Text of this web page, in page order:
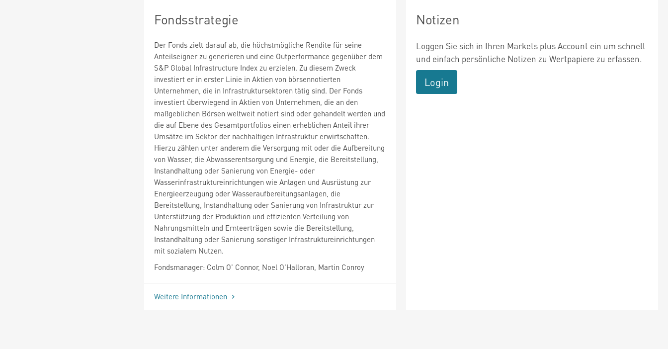
Fondsstrategie
Der Fonds zielt darauf ab, die höchstmögliche Rendite für seine
Anteilseigner zu generieren und eine Outperformance gegenüber dem
S&P Global Infrastructure Index zu erzielen. Zu diesem Zweck
investiert er in erster Linie in Aktien von börsennotierten
Unternehmen, die in Infrastruktursektoren tätig sind. Der Fonds
investiert überwiegend in Aktien von Unternehmen, die an den
maßgeblichen Börsen weltweit notiert sind oder gehandelt werden und
die auf Ebene des Gesamtportfolios einen erheblichen Anteil ihrer
Umsätze im Sektor der nachhaltigen Infrastruktur erwirtschaften.
Hierzu zählen unter anderem die Versorgung mit oder die Aufbereitung
von Wasser, die Abwasserentsorgung und Energie, die Bereitstellung,
Instandhaltung oder Sanierung von Energie- oder
Wasserinfrastruktureinrichtungen wie Anlagen und Ausrüstung zur
Energieerzeugung oder Wasseraufbereitungsanlagen, die
Bereitstellung, Instandhaltung oder Sanierung von Infrastruktur zur
Unterstützung der Produktion und effizienten Verteilung von
Nahrungsmitteln und Ernteerträgen sowie die Bereitstellung,
Instandhaltung oder Sanierung sonstiger Infrastruktureinrichtungen
mit sozialem Nutzen.
Fondsmanager: Colm O' Connor, Noel O'Halloran, Martin Conroy
Weitere Informationen
Notizen
Loggen Sie sich in Ihren Markets plus Account ein um schnell
und einfach persönliche Notizen zu Wertpapiere zu erfassen.
Login